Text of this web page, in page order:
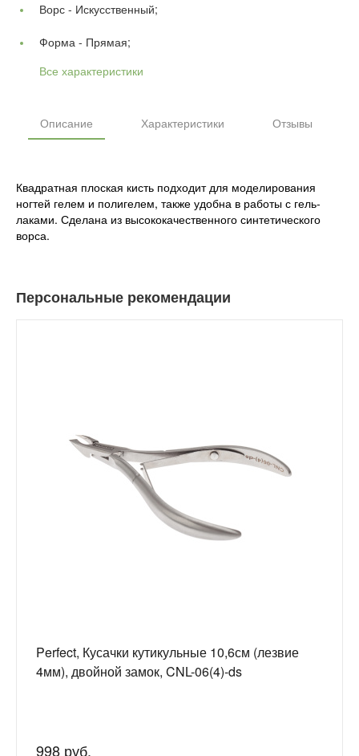
Ворс - Искусственный;
Форма - Прямая;
Все характеристики
Описание Характеристики Отзывы
Квадратная плоская кисть подходит для моделирования
ногтей гелем и полигелем, также удобна в работы с гель-
лаками. Сделана из высококачественного синтетического
ворса.
Персональные рекомендации
Perfect, Кусачки кутикульные 10,6см (лезвие
4мм), двойной замок, CNL-06(4)-ds
998 руб.